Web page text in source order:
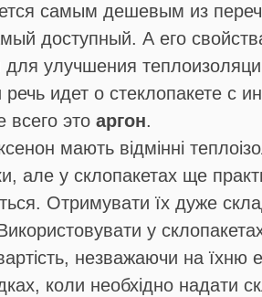
самым дешевым из
доступный. А его
улучшения
идет о стеклопакете с
всего это аргон.
мають відмінні
але у склопакетах ще
Отримувати їх дуже
у
незважаючи на їхню
коли необхідно надати